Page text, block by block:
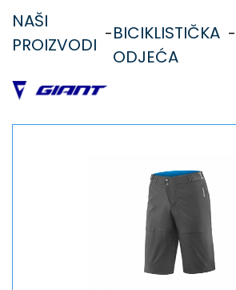
NAŠI
PROIZVODI
BICIKLISTIČKA
ODJEĆA